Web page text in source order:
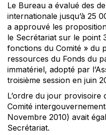
Le Bureau a évalué des
internationale jusqu’à 25
a approuvé les
le Secrétariat sur le point
fonctions du Comité » du
ressources du Fonds du
immatériel, adopté par
troisième session en juin
L’ordre du jour provisoire
Comité
Novembre 2010) avait
Secrétariat.